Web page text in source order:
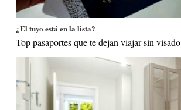
¿El tuyo está en la lista?
Top pasaportes que te dejan viajar sin visado